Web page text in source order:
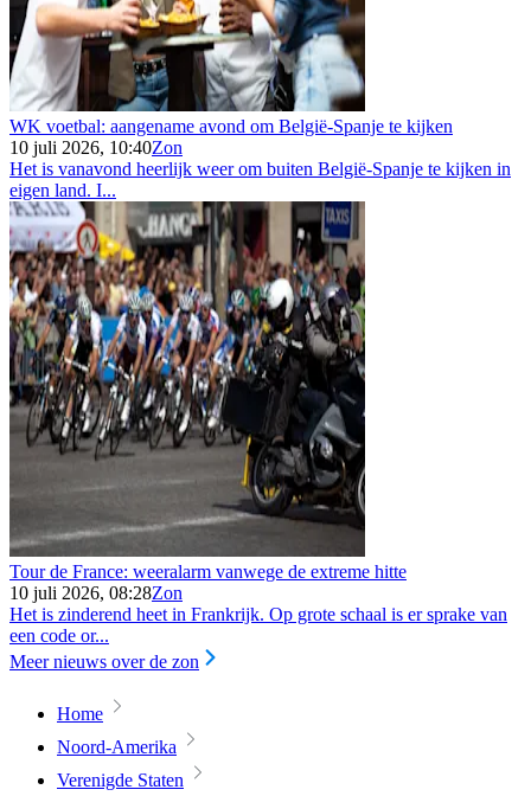
WK voetbal: aangename avond om België-Spanje te kijken
10 juli 2026, 10:40Zon
Het is vanavond heerlijk weer om buiten België-Spanje te kijken in
eigen land. I...
Tour de France: weeralarm vanwege de extreme hitte
10 juli 2026, 08:28Zon
Het is zinderend heet in Frankrijk. Op grote schaal is er sprake van
een code or...
Meer nieuws over de zon
Home
Noord-Amerika
Verenigde Staten